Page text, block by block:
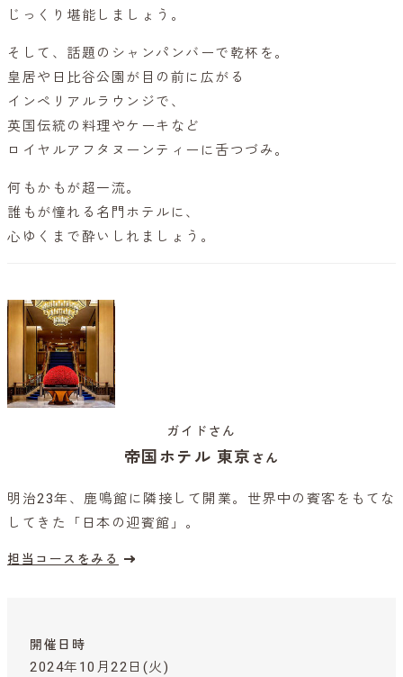
じっくり堪能しましょう。
そして、話題のシャンパンバーで乾杯を。
皇居や日比谷公園が目の前に広がる
インペリアルラウンジで、
英国伝統の料理やケーキなど
ロイヤルアフタヌーンティーに舌つづみ。
何もかもが超一流。
誰もが憧れる名門ホテルに、
心ゆくまで酔いしれましょう。
ガイドさん
帝国ホテル 東京 さん
明治23年、鹿鳴館に隣接して開業。世界中の賓客をもてな
してきた「日本の迎賓館」。
担当コースをみる
開催日時
2024年10月22日(火)